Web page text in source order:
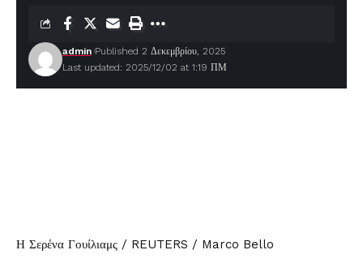
Last updated: 2025/12/02 at 1:19 ΠΜ
admin Published 2 Δεκεμβρίου, 2025
Η Σερένα Γουίλιαμς / REUTERS / Marco Bello